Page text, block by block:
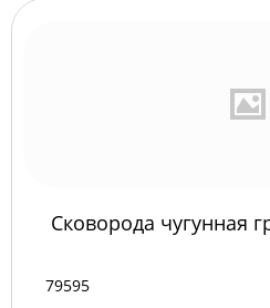
Сковорода чугунная
79595